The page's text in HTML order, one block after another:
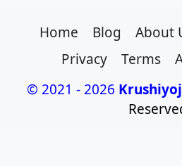
Home Blog About
Privacy
Terms
© 2021 - 2026